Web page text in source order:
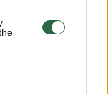
aplinkkelis: